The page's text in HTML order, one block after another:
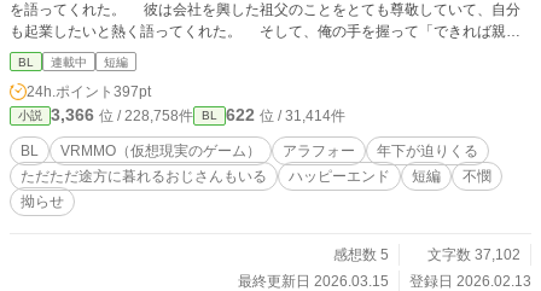
を語ってくれた。 彼は会社を興した祖父のことをとても尊敬していて、自分
も起業したいと熱く語ってくれた。 そして、俺の手を握って「できれば親友
のお前には俺の右腕になってほしい」と言われた。 同性愛者の俺のことを気
持ち悪いと遠ざけることもせずに、親友のままでいてくれた彼に俺は感謝して、
同じ大学に進学して、大学の頃に彼と一緒にゲームを作成する会社を起業した。
あれから二十年間、本当に二人三脚で駆け抜けてきた。 そして、昨年売り
出したVRMMOが世界的に大ヒットし、ゲーム大賞を取ったことを祝うパーティ
ーで親友が語った言葉に俺の覚悟も決まった。 「俺もそろそろ恋愛したい」
親友のその言葉に、俺は、長年の片想いを終わらせる覚悟をした。 不憫な拗
らせアラフォーが”愛”へと踏み出すお話です。
BL 連載中 短編
24h.ポイント 397pt
小説 3,366 位 / 228,758件 BL 622 位 / 31,414件
BL VRMMO（仮想現実のゲーム） アラフォー
年下が迫りくる
ただただ途方に暮れるおじさんもいる
ハッピーエンド 短編
不憫
拗らせ
感想数 5
文字数 37,102
最終更新日 2026.03.15
登録日 2026.02.13